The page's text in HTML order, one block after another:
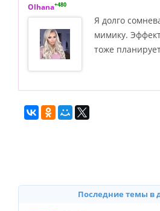
Olhana+480
Я долго
мимику.
тоже
Последние темы в